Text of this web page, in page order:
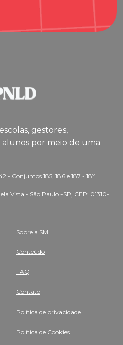
gestores,
por meio de uma
- Conjuntos 185, 186 e 187 - 18º
Vista - São Paulo -SP, CEP: 01310-
Sobre a SM
Conteúdo
FAQ
Contato
Política de privacidade
Política de Cookies